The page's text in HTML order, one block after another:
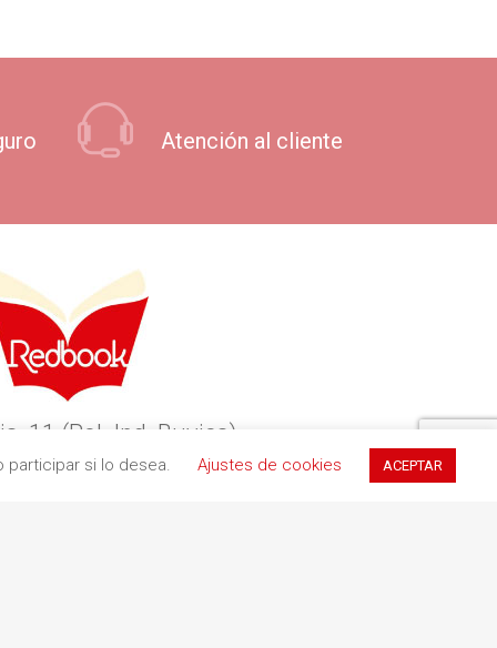
Atención al cliente
11 (Pol. Ind. Buvisa)
Teià (Barcelona)
participar si lo desea. Ajustes de cookies ACEPTAR